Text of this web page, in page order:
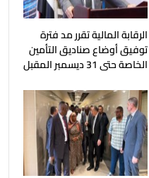
الرقابة المالية تقرر مد فترة
توفيق أوضاع صناديق التأمين
الخاصة حتى 31 ديسمبر المقبل